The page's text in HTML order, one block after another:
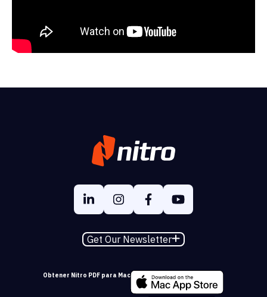
Get Our Newsletter
Obtener Nitro PDF para Mac